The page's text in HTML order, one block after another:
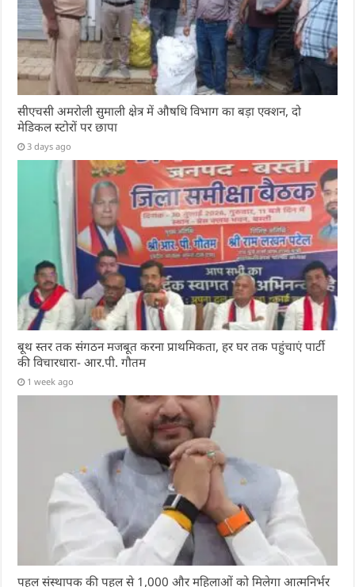
सीएचसी अमरोली सुमाली क्षेत्र में औषधि विभाग का बड़ा एक्शन, दो
मेडिकल स्टोरों पर छापा
3 days ago
बूथ स्तर तक संगठन मजबूत करना प्राथमिकता, हर घर तक पहुंचाएं पार्टी
की विचारधारा- आर.पी. गौतम
1 week ago
पहल संस्थापक की पहल से 1,000 और महिलाओं को मिलेगा आत्मनिर्भर